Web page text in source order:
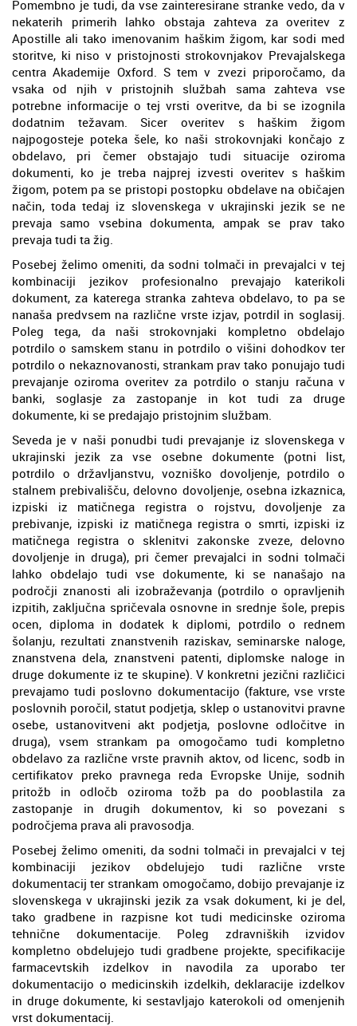
Pomembno je tudi, da vse zainteresirane stranke vedo, da v
nekaterih primerih lahko obstaja zahteva za overitev z
Apostille ali tako imenovanim haškim žigom, kar sodi med
storitve, ki niso v pristojnosti strokovnjakov Prevajalskega
centra Akademije Oxford. S tem v zvezi priporočamo, da
vsaka od njih v pristojnih službah sama zahteva vse
potrebne informacije o tej vrsti overitve, da bi se izognila
dodatnim težavam. Sicer overitev s haškim žigom
najpogosteje poteka šele, ko naši strokovnjaki končajo z
obdelavo, pri čemer obstajajo tudi situacije oziroma
dokumenti, ko je treba najprej izvesti overitev s haškim
žigom, potem pa se pristopi postopku obdelave na običajen
način, toda tedaj iz slovenskega v ukrajinski jezik se ne
prevaja samo vsebina dokumenta, ampak se prav tako
prevaja tudi ta žig.
Posebej želimo omeniti, da sodni tolmači in prevajalci v tej
kombinaciji jezikov profesionalno prevajajo katerikoli
dokument, za katerega stranka zahteva obdelavo, to pa se
nanaša predvsem na različne vrste izjav, potrdil in soglasij.
Poleg tega, da naši strokovnjaki kompletno obdelajo
potrdilo o samskem stanu in potrdilo o višini dohodkov ter
potrdilo o nekaznovanosti, strankam prav tako ponujajo tudi
prevajanje oziroma overitev za potrdilo o stanju računa v
banki, soglasje za zastopanje in kot tudi za druge
dokumente, ki se predajajo pristojnim službam.
Seveda je v naši ponudbi tudi prevajanje iz slovenskega v
ukrajinski jezik za vse osebne dokumente (potni list,
potrdilo o državljanstvu, vozniško dovoljenje, potrdilo o
stalnem prebivališču, delovno dovoljenje, osebna izkaznica,
izpiski iz matičnega registra o rojstvu, dovoljenje za
prebivanje, izpiski iz matičnega registra o smrti, izpiski iz
matičnega registra o sklenitvi zakonske zveze, delovno
dovoljenje in druga), pri čemer prevajalci in sodni tolmači
lahko obdelajo tudi vse dokumente, ki se nanašajo na
področji znanosti ali izobraževanja (potrdilo o opravljenih
izpitih, zaključna spričevala osnovne in srednje šole, prepis
ocen, diploma in dodatek k diplomi, potrdilo o rednem
šolanju, rezultati znanstvenih raziskav, seminarske naloge,
znanstvena dela, znanstveni patenti, diplomske naloge in
druge dokumente iz te skupine). V konkretni jezični različici
prevajamo tudi poslovno dokumentacijo (fakture, vse vrste
poslovnih poročil, statut podjetja, sklep o ustanovitvi pravne
osebe, ustanovitveni akt podjetja, poslovne odločitve in
druga), vsem strankam pa omogočamo tudi kompletno
obdelavo za različne vrste pravnih aktov, od licenc, sodb in
certifikatov preko pravnega reda Evropske Unije, sodnih
pritožb in odločb oziroma tožb pa do pooblastila za
zastopanje in drugih dokumentov, ki so povezani s
področjema prava ali pravosodja.
Posebej želimo omeniti, da sodni tolmači in prevajalci v tej
kombinaciji jezikov obdelujejo tudi različne vrste
dokumentacij ter strankam omogočamo, dobijo prevajanje iz
slovenskega v ukrajinski jezik za vsak dokument, ki je del,
tako gradbene in razpisne kot tudi medicinske oziroma
tehnične dokumentacije. Poleg zdravniških izvidov
kompletno obdelujejo tudi gradbene projekte, specifikacije
farmacevtskih izdelkov in navodila za uporabo ter
dokumentacijo o medicinskih izdelkih, deklaracije izdelkov
in druge dokumente, ki sestavljajo katerokoli od omenjenih
vrst dokumentacij.